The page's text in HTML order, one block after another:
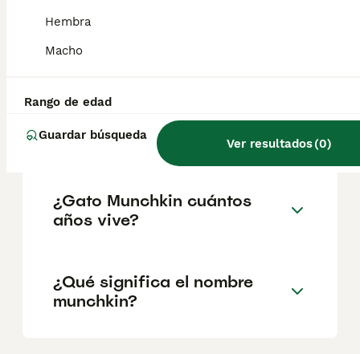
Hembra
Macho
Rango de edad
Guardar búsqueda
Ver resultados(0)
criadores responsables que garanticen la
Informarse bien y comparar opciones antes
¿Qué es un gato Munchkin?
¿Gato Munchkin cuántos
años vive?
¿Qué significa el nombre
munchkin?